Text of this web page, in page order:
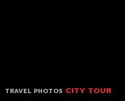
TRAVEL PHOTOS CITY TOUR